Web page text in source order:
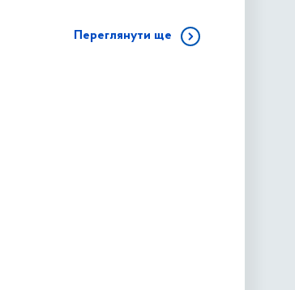
Переглянути ще